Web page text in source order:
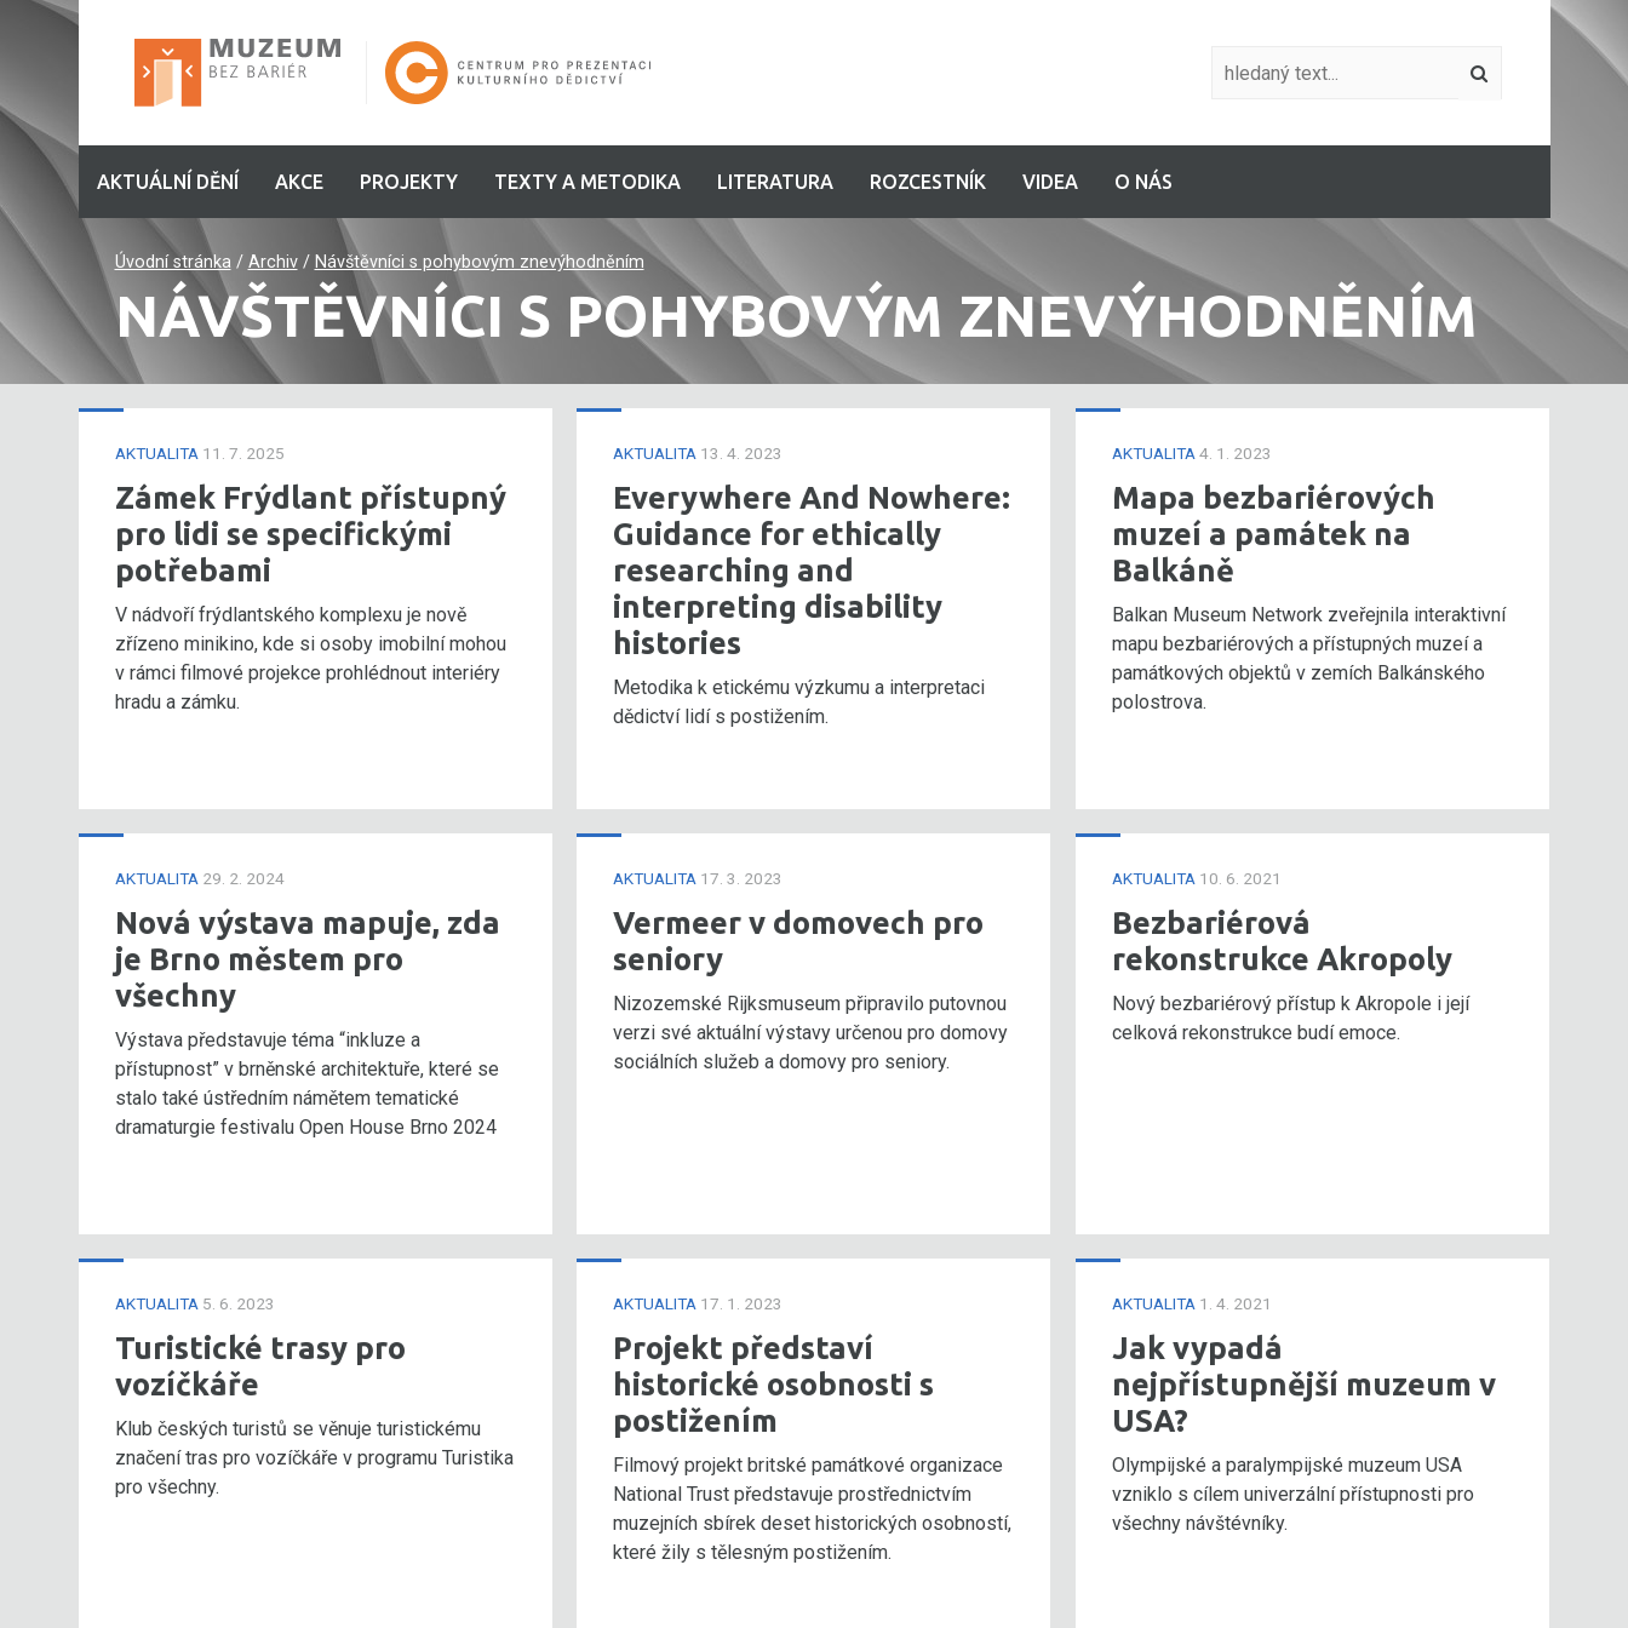
AKTUÁLNÍ DĚNÍ AKCE PROJEKTY TEXTY A METODIKA LITERATURA ROZCESTNÍK VIDEA O NÁS
Úvodní stránka/ Archiv/ Návštěvníci s pohybovým znevýhodněním
NÁVŠTĚVNÍCI S POHYBOVÝM ZNEVÝHODNĚNÍM
AKTUALITA 11. 7. 2025
Zámek Frýdlant přístupný
pro lidi se specifickými
potřebami
V nádvoří frýdlantského komplexu je nově
zřízeno minikino, kde si osoby imobilní mohou
v rámci filmové projekce prohlédnout interiéry
hradu a zámku.
AKTUALITA 29. 2. 2024
Nová výstava mapuje, zda
je Brno městem pro
všechny
Výstava představuje téma “inkluze a
přístupnost” v brněnské architektuře, které se
stalo také ústředním námětem tematické
dramaturgie festivalu Open House Brno 2024
AKTUALITA 5. 6. 2023
Turistické trasy pro
vozíčkáře
Klub českých turistů se věnuje turistickému
značení tras pro vozíčkáře v programu Turistika
pro všechny.
AKTUALITA 13. 4. 2023
Everywhere And Nowhere:
Guidance for ethically
researching and
interpreting disability
histories
Metodika k etickému výzkumu a interpretaci
dědictví lidí s postižením.
AKTUALITA 17. 3. 2023
Vermeer v domovech pro
seniory
Nizozemské Rijksmuseum připravilo putovnou
verzi své aktuální výstavy určenou pro domovy
sociálních služeb a domovy pro seniory.
AKTUALITA 17. 1. 2023
Projekt představí
historické osobnosti s
postižením
Filmový projekt britské památkové organizace
National Trust představuje prostřednictvím
muzejních sbírek deset historických osobností,
které žily s tělesným postižením.
AKTUALITA 4. 1. 2023
Mapa bezbariérových
muzeí a památek na
Balkáně
Balkan Museum Network zveřejnila interaktivní
mapu bezbariérových a přístupných muzeí a
památkových objektů v zemích Balkánského
polostrova.
AKTUALITA 10. 6. 2021
Bezbariérová
rekonstrukce Akropoly
Nový bezbariérový přístup k Akropole i její
celková rekonstrukce budí emoce.
AKTUALITA 1. 4. 2021
Jak vypadá
nejpřístupnější muzeum v
USA?
Olympijské a paralympijské muzeum USA
vzniklo s cílem univerzální přístupnosti pro
všechny návštévníky.